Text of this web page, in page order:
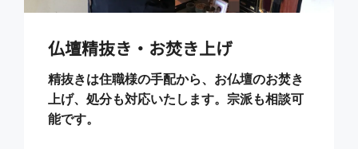
仏壇精抜き・お焚き上げ
精抜きは住職様の手配から、お仏壇のお焚き
上げ、処分も対応いたします。宗派も相談可
能です。